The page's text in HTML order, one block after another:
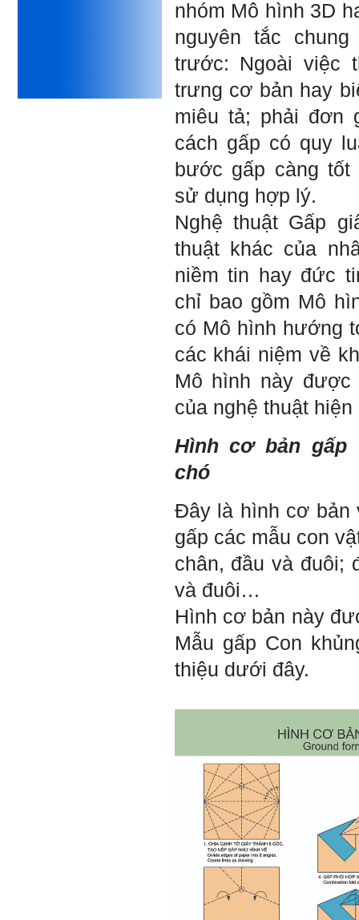
nhóm Mô hình 3D
nguyên tắc
trước: Ngoài việc
trưng cơ bản hay
miêu tả; phải đơn
cách gấp có quy
bước gấp càng
sử dụng hợp lý.
Nghệ thuật Gấp
thuật khác của
niềm tin hay đức
chỉ bao gồm Mô
có Mô hình hướng
các khái niệm về
Mô hình này
của nghệ thuật
Hình cơ bản gấp
chó
Đây là hình cơ bản
gấp các mẫu con
chân, đầu và đuôi;
và đuôi…
Hình cơ bản này
Mẫu gấp Con
thiệu dưới đây.